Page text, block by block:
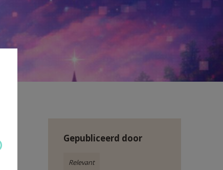
Gepubliceerd door
Relevant